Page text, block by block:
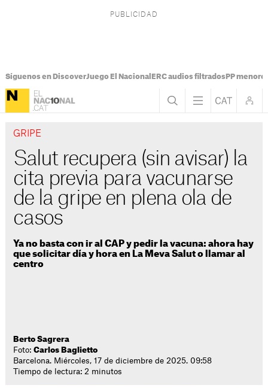
Síguenos en DiscoverJuego El Nacional ERC audios filtradosPP
GRIPE
Salut recupera (sin avisar) la
cita previa para vacunarse
de la gripe en plena ola de
casos
Ya no basta con ir al CAP y pedir la vacuna: ahora hay
que solicitar día y hora en La Meva Salut o llamar al
centro
Berto Sagrera
Foto:Carlos Baglietto
Barcelona. Miércoles, 17 de diciembre de 2025. 09:58
Tiempo de lectura: 2 minutos